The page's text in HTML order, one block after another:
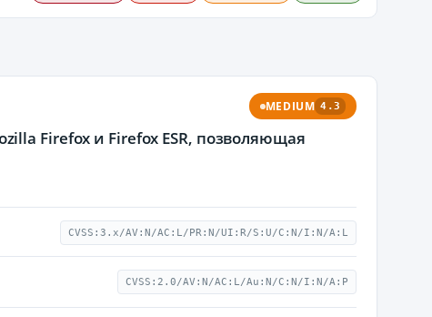
MEDIUM 4.3
Firefox и Firefox ESR, позволяющая
CVSS:3.x/AV:N/AC:L/PR:N/UI:R/S:U/C:N/I:N/A:L
CVSS:2.0/AV:N/AC:L/Au:N/C:N/I:N/A:P